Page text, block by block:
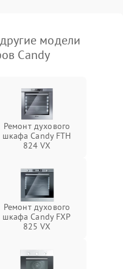
модели
Candy
Ремонт духового
шкафа Candy FTH
824 VX
Ремонт духового
шкафа Candy FXP
825 VX